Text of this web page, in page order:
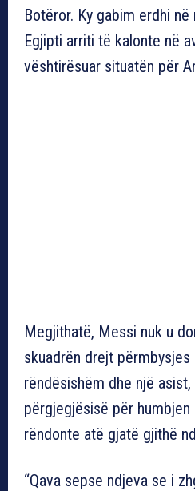
Botëror. Ky gabim erdhi
Egjipti arriti të kalonte në
vështirësuar situatën për
Megjithatë, Messi nuk u
skuadrën drejt
rëndësishëm dhe një
përgjegjësisë për
rëndonte atë gjatë gjithë
“Qava sepse ndjeva se i